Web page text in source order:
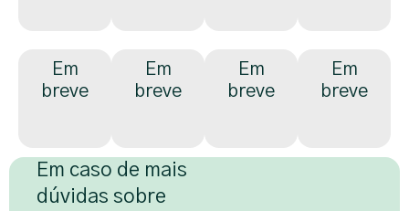
Em
breve
Em
breve
Em
breve
Em
breve
Em caso de mais
dúvidas sobre